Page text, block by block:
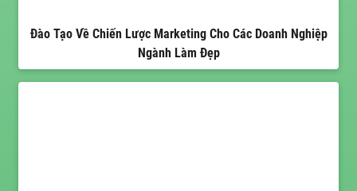
Đào Tạo Về Chiến Lược Marketing Cho Các Doanh Nghiệp
Ngành Làm Đẹp